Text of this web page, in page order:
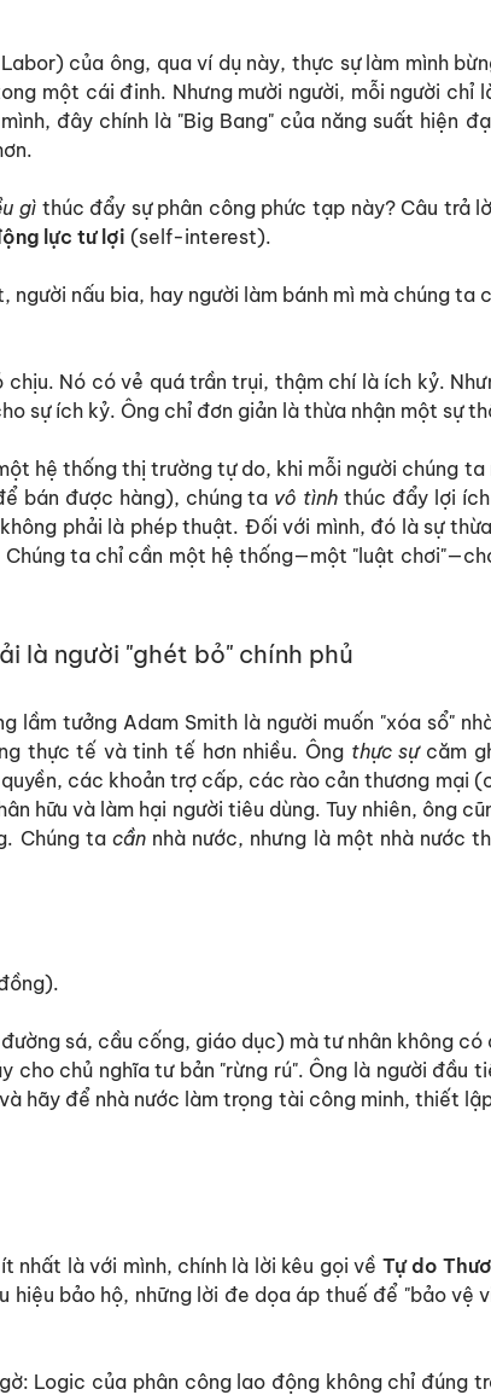
của ông, qua ví dụ này, thực sự làm mình
một cái đinh. Nhưng mười người, mỗi người chỉ
đây chính là "Big Bang" của năng suất hiện
gì thúc đẩy sự phân công phức tạp này? Câu trả
lực tư lợi (self-interest).
người nấu bia, hay người làm bánh mì mà chúng ta
chịu. Nó có vẻ quá trần trụi, thậm chí là ích kỷ.
sự ích kỷ. Ông chỉ đơn giản là thừa nhận một sự
hệ thống thị trường tự do, khi mỗi người chúng
bán được hàng), chúng ta vô tình thúc đẩy lợi
phải là phép thuật. Đối với mình, đó là sự
Chúng ta chỉ cần một hệ thống—một "luật
là người "ghét bỏ" chính phủ
lầm tưởng Adam Smith là người muốn "xóa sổ"
thực tế và tinh tế hơn nhiều. Ông thực sự căm
các khoản trợ cấp, các rào cản thương mại
hữu và làm hại người tiêu dùng. Tuy nhiên, ông
Chúng ta cần nhà nước, nhưng là một nhà nước
sá, cầu cống, giáo dục) mà tư nhân không có
cho chủ nghĩa tư bản "rừng rú". Ông là người đầu
hãy để nhà nước làm trọng tài công minh, thiết
nhất là với mình, chính là lời kêu gọi về Tự do
hiệu bảo hộ, những lời đe dọa áp thuế để "bảo vệ
Logic của phân công lao động không chỉ đúng